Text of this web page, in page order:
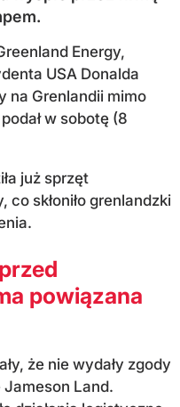
Energy,
USA Donalda
na Grenlandii mimo
w sobotę (8
już sprzęt
skłoniło grenlandzki
powiązana
że nie wydały zgody
Land.